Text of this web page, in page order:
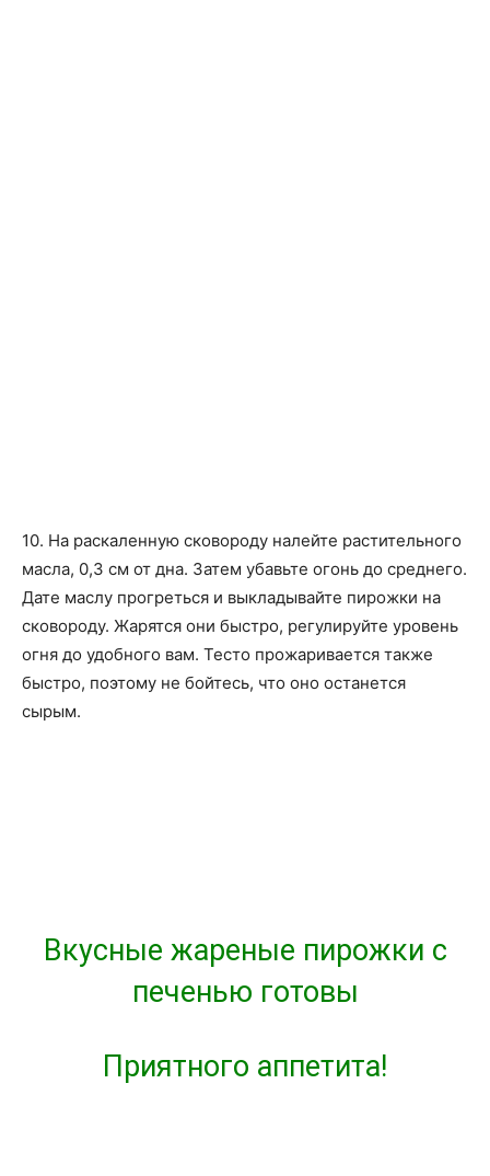
10. На раскаленную сковороду налейте растительного
масла, 0,3 см от дна. Затем убавьте огонь до среднего.
Дате маслу прогреться и выкладывайте пирожки на
сковороду. Жарятся они быстро, регулируйте уровень
огня до удобного вам. Тесто прожаривается также
быстро, поэтому не бойтесь, что оно останется
сырым.
Вкусные жареные пирожки с
печенью готовы
Приятного аппетита!